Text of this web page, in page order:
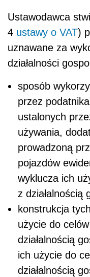
Ustawodawca
4 ustawy o VAT)
uznawane za
działalności
sposób
przez
ustalonych
używania,
prowadzoną
pojazdów
wyklucza ich
z działalnością
konstrukcja
użycie do
działalnością
ich użycie do
działalnością